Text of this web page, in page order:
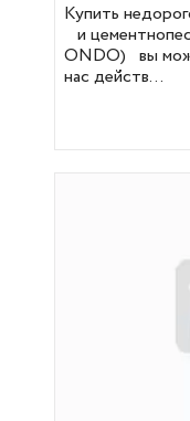
Купить
и
ONDO) вы
нас действ...